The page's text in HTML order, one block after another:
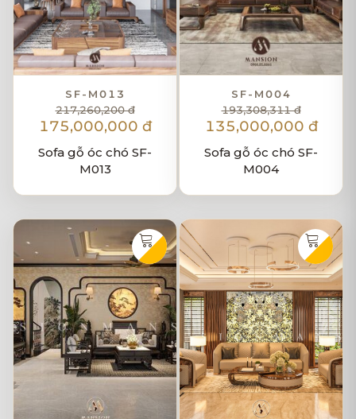
SF-M013
217,260,200 đ
175,000,000 đ
Sofa gỗ óc chó SF-
M013
SF-M004
193,308,311 đ
135,000,000 đ
Sofa gỗ óc chó SF-
M004